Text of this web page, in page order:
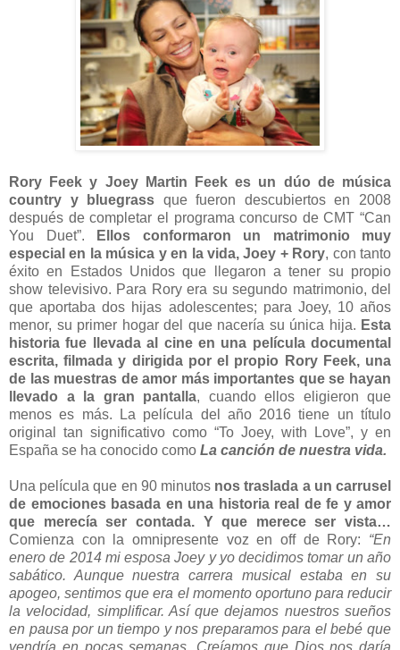
Rory Feek y Joey Martin Feek es un dúo de música
country y bluegrass que fueron descubiertos en 2008
después de completar el programa concurso de CMT “Can
You Duet”.
Ellos conformaron un matrimonio muy
especial en la música y en la vida, Joey + Rory, con tanto
éxito en Estados Unidos que llegaron a tener su propio
show televisivo. Para Rory era su segundo matrimonio, del
que aportaba dos hijas adolescentes; para Joey, 10 años
menor, su primer hogar del que nacería su única hija. Esta
historia fue llevada al cine en una película documental
escrita, filmada y dirigida por el propio Rory Feek, una
de las muestras de amor más importantes que se hayan
llevado a la gran pantalla, cuando ellos eligieron que
menos es más. La película del año 2016 tiene un título
original tan significativo como “To Joey, with Love”, y en
España se ha conocido como La canción de nuestra vida.
Una película que en 90 minutos nos traslada a un carrusel
de emociones basada en una historia real de fe y amor
que merecía ser contada. Y que merece ser vista…
Comienza con la omnipresente voz en off de Rory: “En
enero de 2014 mi esposa Joey y yo decidimos tomar un año
sabático. Aunque nuestra carrera musical estaba en su
apogeo, sentimos que era el momento oportuno para reducir
la velocidad, simplificar. Así que dejamos nuestros sueños
en pausa por un tiempo y nos preparamos para el bebé que
vendría en pocas semanas. Creíamos que Dios nos daría